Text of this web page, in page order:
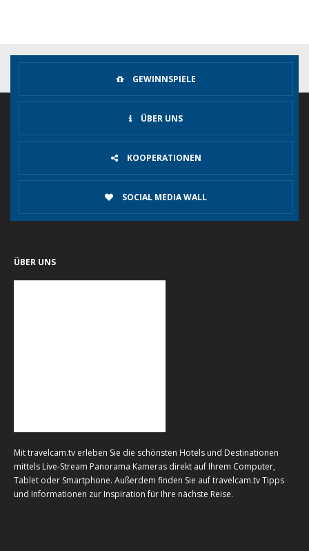
GEWINNSPIELE
ÜBER UNS
KOOPERATIONEN
SOCIAL MEDIA WALL
ÜBER UNS
Mit travelcam.tv erleben Sie die schönsten Hotels und Destinationen
mittels Live-Stream Panorama Kameras direkt auf Ihrem Computer,
Tablet oder Smartphone. Außerdem finden Sie auf travelcam.tv Tipps
und Informationen zur Inspiration für Ihre nächste Reise.